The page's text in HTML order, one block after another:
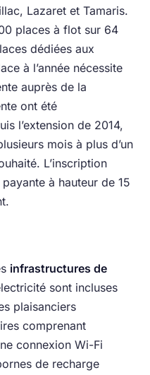
Lazaret et Tamaris.
places à flot sur 64
dédiées aux
à l’année nécessite
auprès de la
ont été
l’extension de 2014,
mois à plus d’un
L’inscription
à hauteur de 15
infrastructures de
sont incluses
plaisanciers
comprenant
connexion Wi-Fi
de recharge